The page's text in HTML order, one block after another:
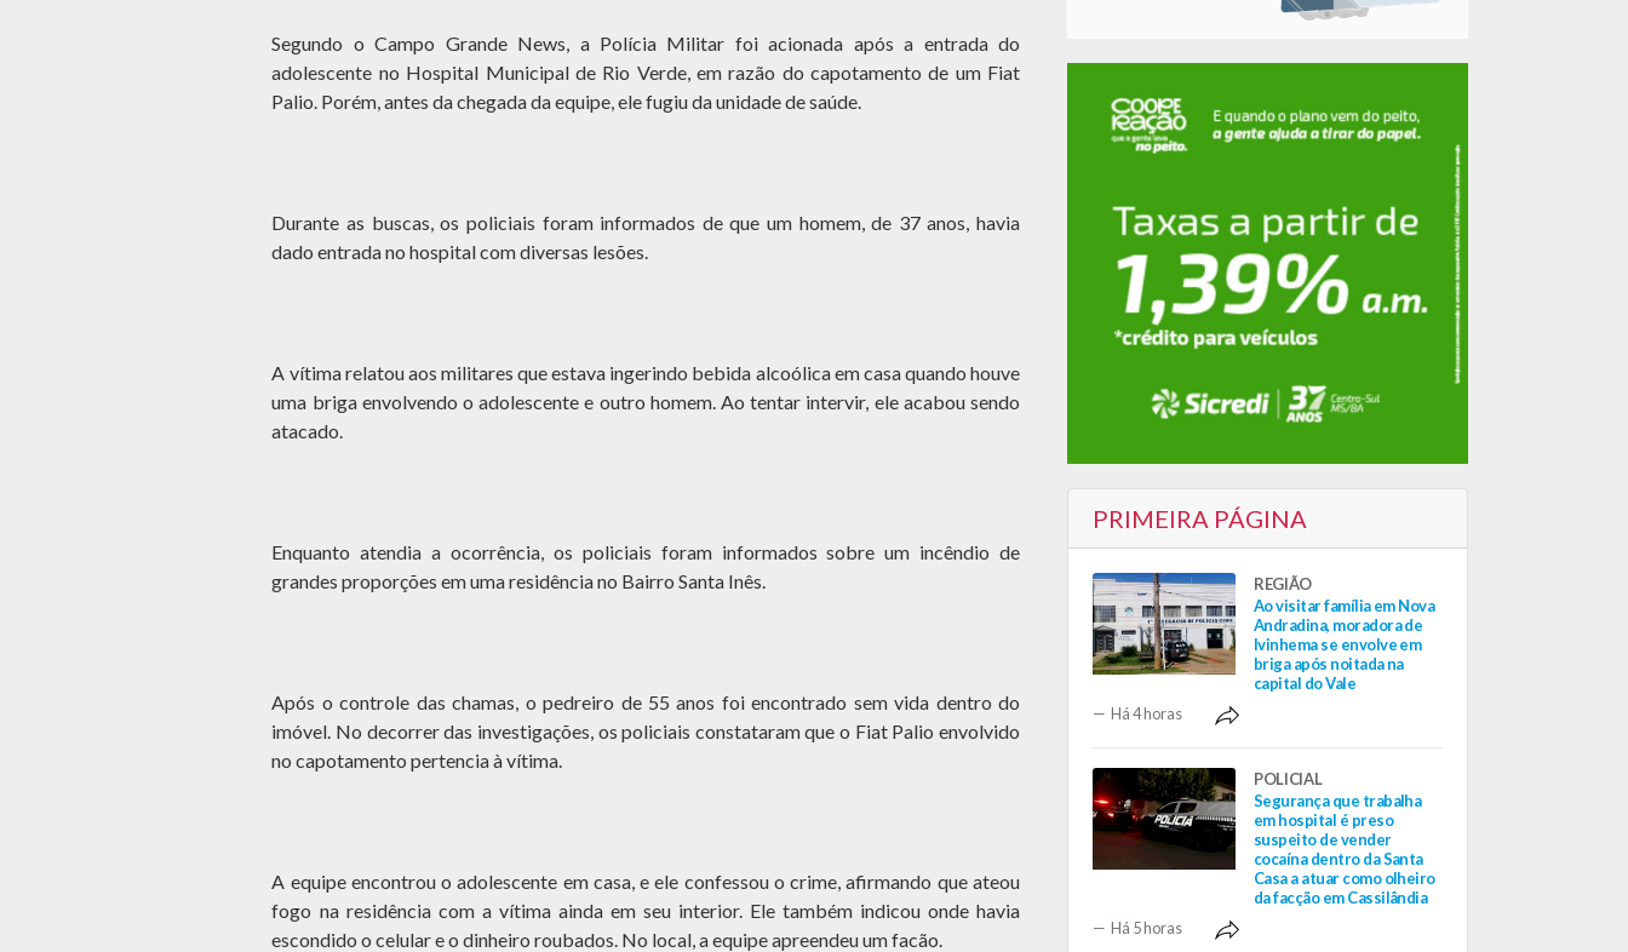
Segundo o Campo Grande News, a Polícia Militar foi acionada após a entrada do
adolescente no Hospital Municipal de Rio Verde, em razão do capotamento de um Fiat
Palio. Porém, antes da chegada da equipe, ele fugiu da unidade de saúde.
Durante as buscas, os policiais foram informados de que um homem, de 37 anos, havia
dado entrada no hospital com diversas lesões.
A vítima relatou aos militares que estava ingerindo bebida alcoólica em casa quando houve
uma briga envolvendo o adolescente e outro homem. Ao tentar intervir, ele acabou sendo
atacado.
Enquanto atendia a ocorrência, os policiais foram informados sobre um incêndio de
grandes proporções em uma residência no Bairro Santa Inês.
Após o controle das chamas, o pedreiro de 55 anos foi encontrado sem vida dentro do
imóvel. No decorrer das investigações, os policiais constataram que o Fiat Palio envolvido
no capotamento pertencia à vítima.
A equipe encontrou o adolescente em casa, e ele confessou o crime, afirmando que ateou
fogo na residência com a vítima ainda em seu interior. Ele também indicou onde havia
escondido o celular e o dinheiro roubados. No local, a equipe apreendeu um facão.
PRIMEIRA PÁGINA
REGIÃO
Ao visitar família em Nova
Andradina, moradora de
Ivinhema se envolve em
briga após noitada na
capital do Vale
Há 4 horas
POLICIAL
Segurança que trabalha
em hospital é preso
suspeito de vender
cocaína dentro da Santa
Casa a atuar como olheiro
da facção em Cassilândia
Há 5 horas